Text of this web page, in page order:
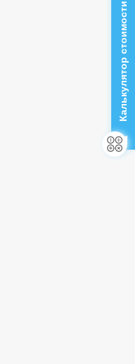
Калькулятор стоимости